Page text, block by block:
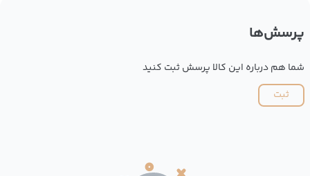
پرسش‌ها
شما هم درباره این کالا پرسش ثبت کنید
ثبت